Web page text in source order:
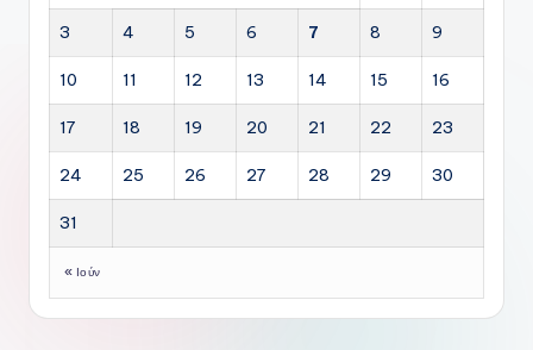
3 4 5 6 7 8 9
10 11 12 13 14 15 16
17 18 19 20 21 22 23
24 25 26 27 28 29 30
31
« Ιούν